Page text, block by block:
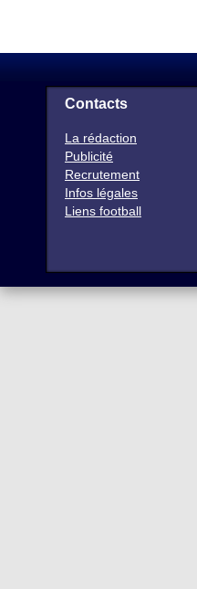
Contacts
La rédaction
Publicité
Recrutement
Infos légales
Liens football